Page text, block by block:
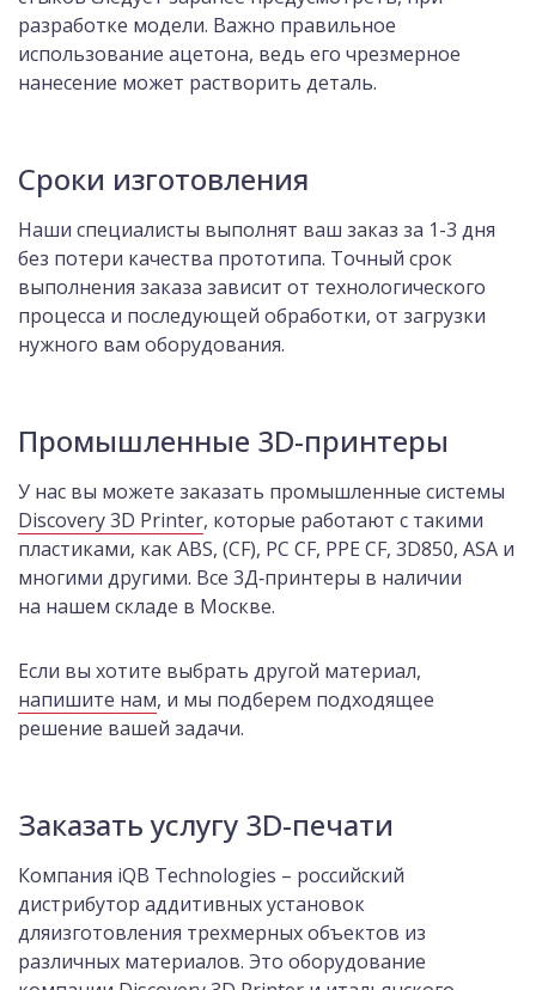
разработке модели. Важно правильное
использование ацетона, ведь его чрезмерное
нанесение может растворить деталь.
Сроки изготовления
Наши специалисты выполнят ваш заказ за 1-3 дня
без потери качества прототипа. Точный срок
выполнения заказа зависит от технологического
процесса и последующей обработки, от загрузки
нужного вам оборудования.
Промышленные 3D-принтеры
У нас вы можете заказать промышленные системы
Discovery 3D Printer, которые работают с такими
пластиками, как ABS, (CF), PC CF, PPE CF, 3D850, ASA и
многими другими. Все 3Д‑принтеры в наличии
на нашем складе в Москве.
Если вы хотите выбрать другой материал,
напишите нам, и мы подберем подходящее
решение вашей задачи.
Заказать услугу 3D-печати
Компания iQB Technologies – российский
дистрибутор аддитивных установок
дляизготовления трехмерных объектов из
различных материалов. Это оборудование